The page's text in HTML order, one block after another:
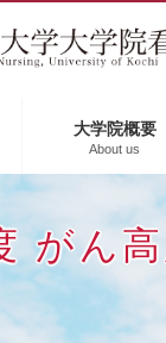
大学院概要
About us
がん